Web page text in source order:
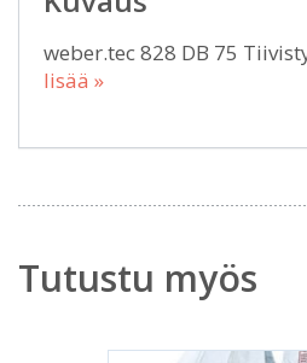
weber.tec 828 DB 75
lisää »
Tutustu myös